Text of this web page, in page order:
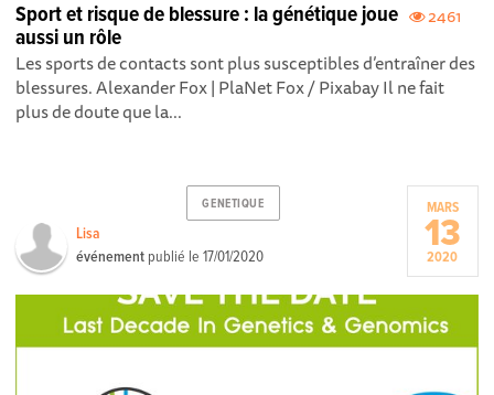
2461
Sport et risque de blessure : la génétique joue
aussi un rôle
Les sports de contacts sont plus susceptibles d’entraîner des
blessures. Alexander Fox | PlaNet Fox / Pixabay Il ne fait
plus de doute que la...
GENETIQUE
Lisa
événement publié le17/01/2020
MARS
13
2020